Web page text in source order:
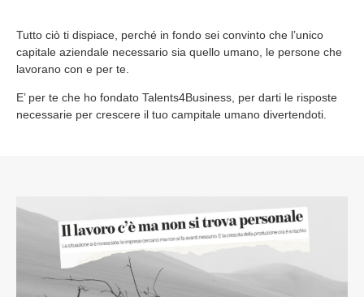
Tutto ciò ti dispiace, perché in fondo sei convinto che l’unico
capitale aziendale necessario sia quello umano, le persone che
lavorano con e per te.
E’ per te che ho fondato Talents4Business, per darti le risposte
necessarie per crescere il tuo campitale umano divertendoti.